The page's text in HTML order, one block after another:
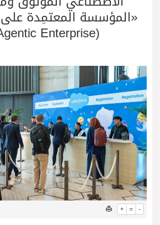
«المؤسسة المعتمِدة على
(Agentic Enterprise)
+ = -